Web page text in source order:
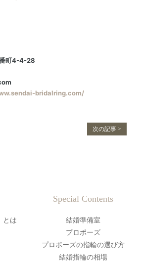
町4-4-28
bridalring.com/
次の記事 >
とは
Special Contents
結婚準備室
プロポーズ
プロポーズの指輪の選び方
結婚指輪の相場